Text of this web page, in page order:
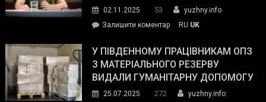
02.11.2025 53
yuzhny.info
Залишити коментарon
завойовує
симпатії
виборців
RU UK
У ПІВДЕННОМУ ПРАЦІВНИКАМ ОПЗ
З МАТЕРІАЛЬНОГО РЕЗЕРВУ
ВИДАЛИ ГУМАНІТАРНУ ДОПОМОГУ
25.07.2025 272
yuzhny.info